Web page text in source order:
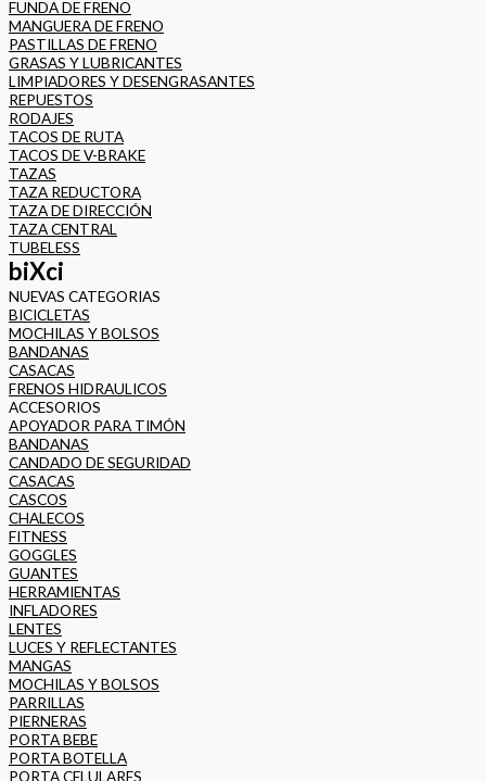
FUNDA DE FRENO
MANGUERA DE FRENO
PASTILLAS DE FRENO
GRASAS Y LUBRICANTES
LIMPIADORES Y DESENGRASANTES
REPUESTOS
RODAJES
TACOS DE RUTA
TACOS DE V-BRAKE
TAZAS
TAZA REDUCTORA
TAZA DE DIRECCIÓN
TAZA CENTRAL
TUBELESS
biXci
NUEVAS CATEGORIAS
BICICLETAS
MOCHILAS Y BOLSOS
BANDANAS
CASACAS
FRENOS HIDRAULICOS
ACCESORIOS
APOYADOR PARA TIMÓN
BANDANAS
CANDADO DE SEGURIDAD
CASACAS
CASCOS
CHALECOS
FITNESS
GOGGLES
GUANTES
HERRAMIENTAS
INFLADORES
LENTES
LUCES Y REFLECTANTES
MANGAS
MOCHILAS Y BOLSOS
PARRILLAS
PIERNERAS
PORTA BEBE
PORTA BOTELLA
PORTA CELULARES